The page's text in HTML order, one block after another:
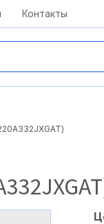
c 08:00 до 20:00
Контакты